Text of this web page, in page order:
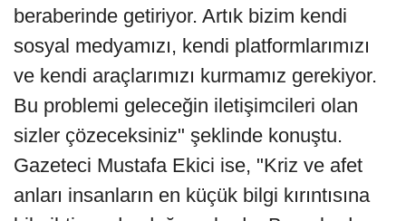
beraberinde getiriyor. Artık bizim kendi
sosyal medyamızı, kendi platformlarımızı
ve kendi araçlarımızı kurmamız gerekiyor.
Bu problemi geleceğin iletişimcileri olan
sizler çözeceksiniz" şeklinde konuştu.
Gazeteci Mustafa Ekici ise, "Kriz ve afet
anları insanların en küçük bilgi kırıntısına